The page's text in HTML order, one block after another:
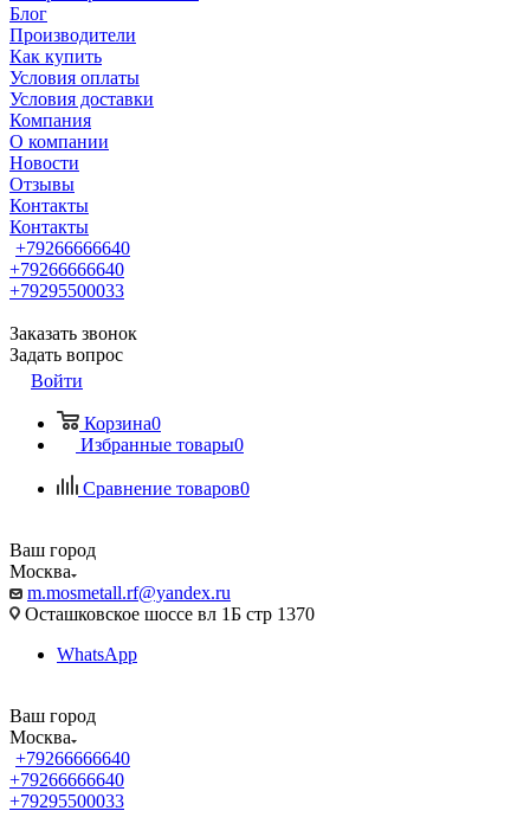
Блог
Производители
Как купить
Условия оплаты
Условия доставки
Компания
О компании
Новости
Отзывы
Контакты
Контакты
+79266666640
+79266666640
+79295500033
Заказать звонок
Задать вопрос
Войти
Корзина0
Избранные товары0
Сравнение товаров0
Ваш город
Москва
m.mosmetall.rf@yandex.ru
Осташковское шоссе вл 1Б стр 1370
WhatsApp
Ваш город
Москва
+79266666640
+79266666640
+79295500033